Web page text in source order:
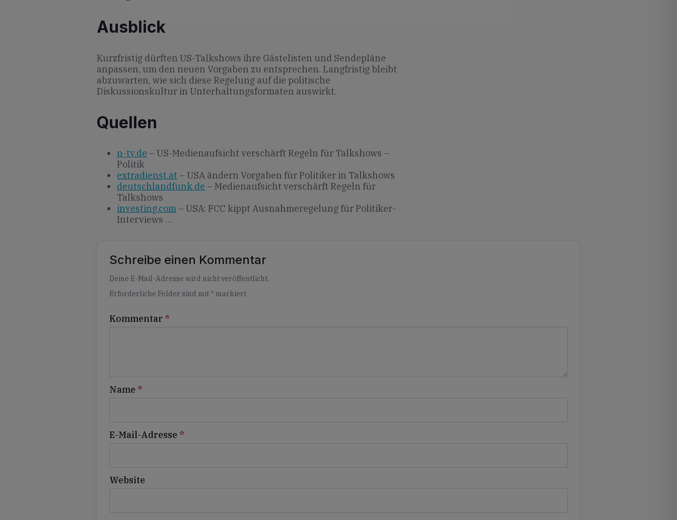
Ausblick
Kurzfristig dürften US-Talkshows ihre Gästelisten und Sendepläne
anpassen, um den neuen Vorgaben zu entsprechen. Langfristig bleibt
abzuwarten, wie sich diese Regelung auf die politische
Diskussionskultur in Unterhaltungsformaten auswirkt.
Quellen
n-tv.de – US-Medienaufsicht verschärft Regeln für Talkshows –
Politik
extradienst.at – USA ändern Vorgaben für Politiker in Talkshows
deutschlandfunk.de – Medienaufsicht verschärft Regeln für
Talkshows
investing.com – USA: FCC kippt Ausnahmeregelung für Politiker-
Interviews …
Schreibe einen Kommentar
Deine E-Mail-Adresse wird nicht veröffentlicht.
Erforderliche Felder sind mit * markiert
Kommentar *
Name *
E-Mail-Adresse *
Website
Alternative: